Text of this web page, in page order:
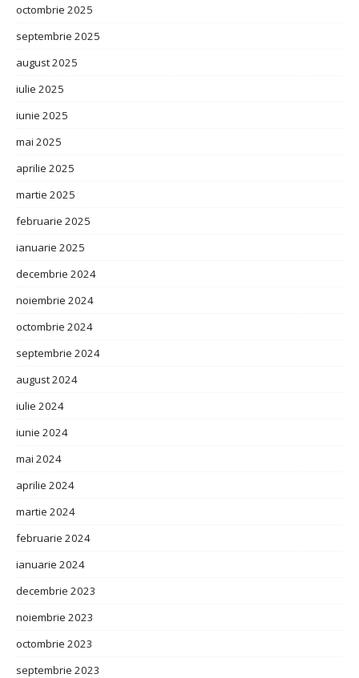
octombrie 2025
septembrie 2025
august 2025
iulie 2025
iunie 2025
mai 2025
aprilie 2025
martie 2025
februarie 2025
ianuarie 2025
decembrie 2024
noiembrie 2024
octombrie 2024
septembrie 2024
august 2024
iulie 2024
iunie 2024
mai 2024
aprilie 2024
martie 2024
februarie 2024
ianuarie 2024
decembrie 2023
noiembrie 2023
octombrie 2023
septembrie 2023